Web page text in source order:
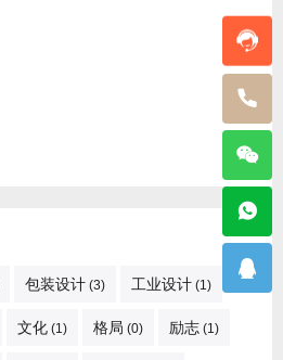
包装设计 (3) 工业设计 (1)
文化 (1) 格局 (0) 励志 (1)